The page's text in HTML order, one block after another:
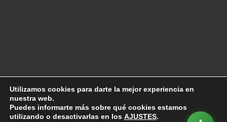
Copyright 2010 Enervia
Aviso Legal-Política Privacidad-Política Cookies
Utilizamos cookies para darte la mejor experiencia en
nuestra web.
Puedes informarte más sobre qué cookies estamos
utilizando o desactivarlas en los AJUSTES.